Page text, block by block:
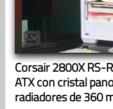
Corsair 2800X RS-
ATX con cristal
radiadores de 360